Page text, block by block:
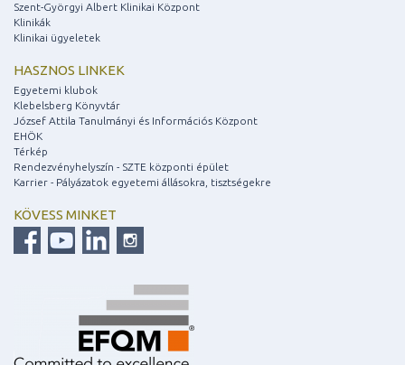
Szent-Györgyi Albert Klinikai Központ
Klinikák
Klinikai ügyeletek
HASZNOS LINKEK
Egyetemi klubok
Klebelsberg Könyvtár
József Attila Tanulmányi és Információs Központ
EHÖK
Térkép
Rendezvényhelyszín - SZTE központi épület
Karrier - Pályázatok egyetemi állásokra, tisztségekre
KÖVESS MINKET